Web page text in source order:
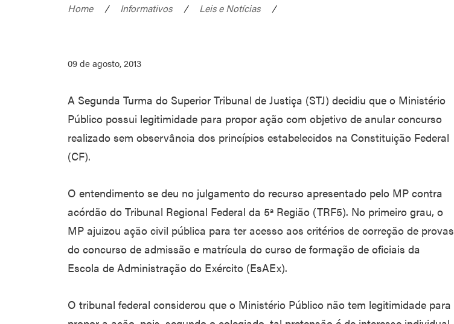
Home / Informativos / Leis e Notícias /
09 de agosto, 2013
A Segunda Turma do Superior Tribunal de Justiça (STJ) decidiu que o Ministério
Público possui legitimidade para propor ação com objetivo de anular concurso
realizado sem observância dos princípios estabelecidos na Constituição Federal
(CF).
O entendimento se deu no julgamento do recurso apresentado pelo MP contra
acórdão do Tribunal Regional Federal da 5ª Região (TRF5). No primeiro grau, o
MP ajuizou ação civil pública para ter acesso aos critérios de correção de provas
do concurso de admissão e matrícula do curso de formação de oficiais da
Escola de Administração do Exército (EsAEx).
O tribunal federal considerou que o Ministério Público não tem legitimidade para